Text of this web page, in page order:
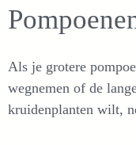
Als je grotere
wegnemen of de
kruidenplanten wilt,